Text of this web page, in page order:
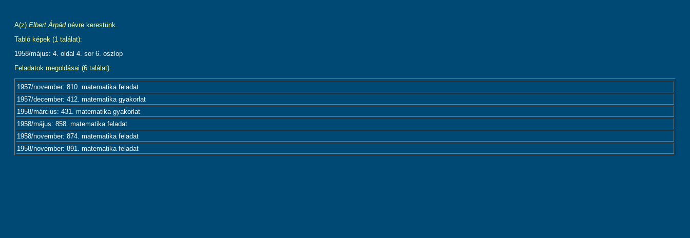
A(z) Elbert Árpádnévre kerestünk.
Tabló képek (1 találat):
1958/május: 4. oldal 4. sor 6. oszlop
Feladatok megoldásai (6 találat):
1957/november: 810. matematika feladat
1957/december: 412. matematika gyakorlat
1958/március: 431. matematika gyakorlat
1958/május: 858. matematika feladat
1958/november: 874. matematika feladat
1958/november: 891. matematika feladat